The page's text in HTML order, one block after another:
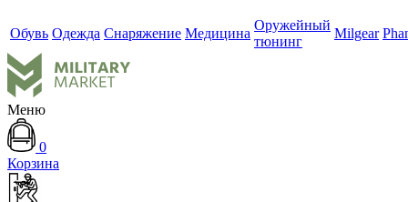
Обувь Одежда Снаряжение Медицина
Оружейный
тюнинг
Milgear
Меню
0
Корзина